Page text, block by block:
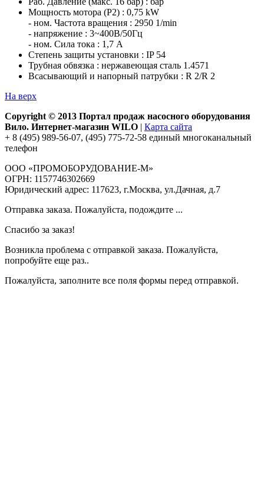
Мощность мотора (P2) : 0,75 kW
- ном. Частота вращения : 2950 1/min
- напряжение : 3~400В/50Гц
- ном. Сила тока : 1,7 A
Степень защиты установки : IP 54
Трубная обвязка : нержавеющая сталь 1.4571
Всасывающий и напорный патрубки : R 2/R 2
На верх
Copyright © 2013 Портал продаж насосного оборудования
Вило. Интернет-магазин WILO | Карта сайта
+ 8 (495) 989-56-07, (495) 775-72-58 единый многоканальный
телефон
ООО «ПРОМОБОРУДОВАНИЕ-М»
ОГРН: 1157746302669
Юридический адрес: 117623, г.Москва, ул.Дачная, д.7
Отправка заказа. Пожалуйста, подождите ...
Спасибо за заказ!
Возникла проблема с отправкой заказа. Пожалуйста,
попробуйте еще раз..
Пожалуйста, заполните все поля формы перед отправкой.